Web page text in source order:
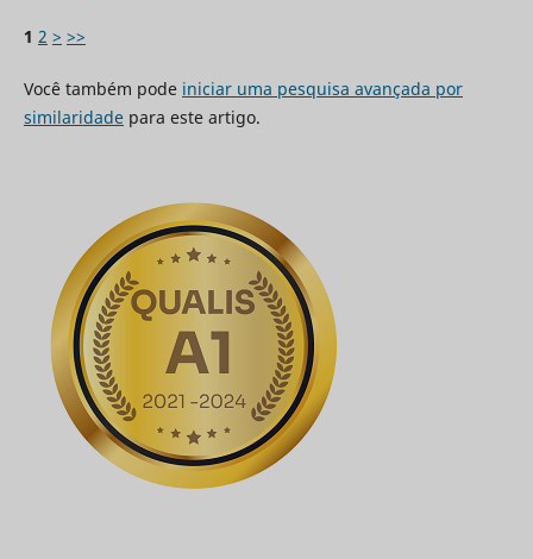
1 2 > >>
Você também pode iniciar uma pesquisa avançada por
similaridadepara este artigo.